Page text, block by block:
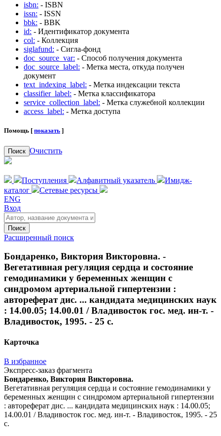
isbn: - ISBN
issn: - ISSN
bbk: - BBK
id: - Идентификатор документа
col: - Коллекция
siglafund: - Сигла-фонд
doc_source_var: - Способ получения документа
doc_source_label: - Метка места, откуда получен
документ
text_indexing_label: - Метка индексации текста
classifier_label: - Метка классификатора
service_collection_label: - Метка служебной коллекции
access_label: - Метка доступа
Помощь [ показать ]
Поиск Очистить
Поступления Алфавитный указатель
Имидж-
каталог
Сетевые ресурсы
ENG
Вход
Поиск
Расширенный поиск
Бондаренко, Виктория Викторовна. -
Вегетативная регуляция сердца и состояние
гемодинамики у беременных женщин с
синдромом артериальной гипертензии :
автореферат дис. ... кандидата медицинских наук
: 14.00.05; 14.00.01 / Владивосток гос. мед. ин-т. -
Владивосток, 1995. - 25 с.
Карточка
В избранное
Экспресс-заказ фрагмента
Бондаренко, Виктория Викторовна.
Вегетативная регуляция сердца и состояние гемодинамики у
беременных женщин с синдромом артериальной гипертензии
: автореферат дис. ... кандидата медицинских наук : 14.00.05;
14.00.01 / Владивосток гос. мед. ин-т. - Владивосток, 1995. - 25
с.